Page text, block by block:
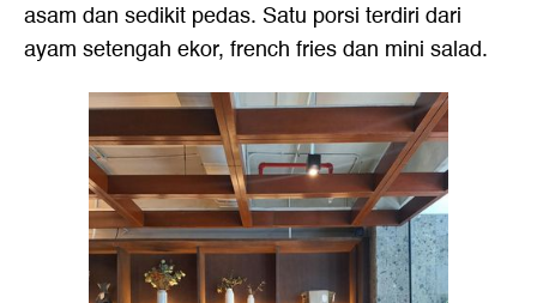
asam dan sedikit pedas. Satu porsi terdiri dari
ayam setengah ekor, french fries dan mini salad.